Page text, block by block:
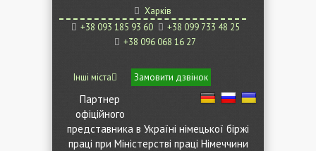
Харків
+38 093 185 93 60
+38 099 733 48 25
+38 096 068 16 27
Інші міста Замовити дзвінок
Партнер
офіційного
представника в Україні німецької біржі
праці при Міністерстві праці Німеччини